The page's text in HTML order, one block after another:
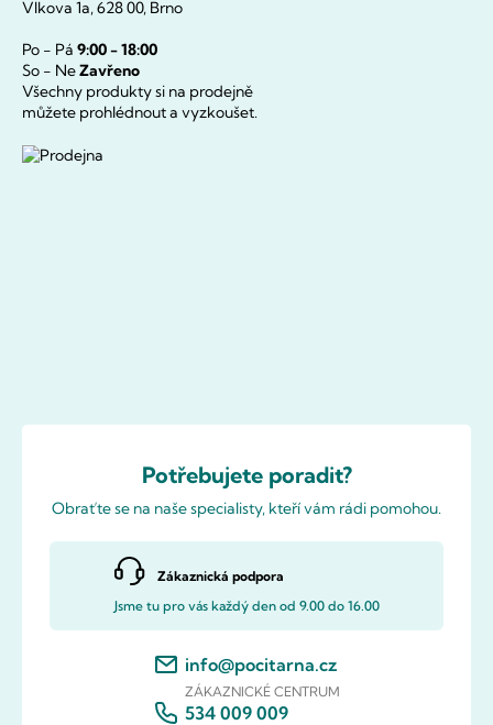
Vlkova 1a, 628 00, Brno
Po - Pá 9:00 - 18:00
So - NeZavřeno
Všechny produkty si na prodejně
můžete prohlédnout a vyzkoušet.
Potřebujete poradit?
Obraťte se na naše specialisty, kteří vám rádi pomohou.
Zákaznická podpora
Jsme tu pro vás každý den od 9.00 do 16.00
info@pocitarna.cz
ZÁKAZNICKÉ CENTRUM
534 009 009